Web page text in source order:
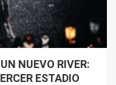
NUEVO RIVER:
ESTADIO